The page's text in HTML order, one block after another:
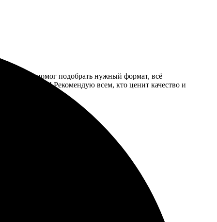
Менеджер помог подобрать нужный формат, всё
еще раз! Рекомендую всем, кто ценит качество и